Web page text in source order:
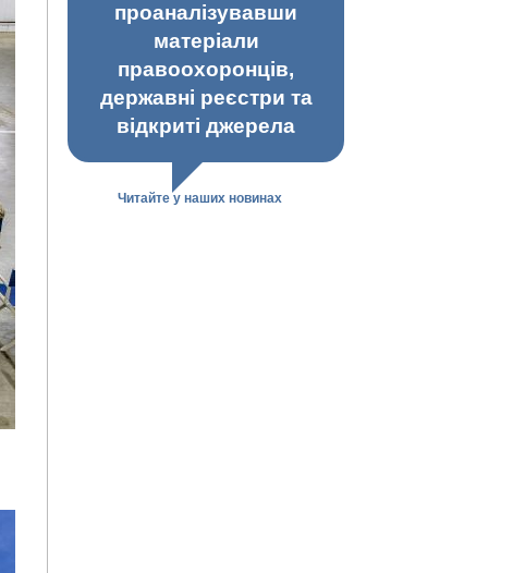
проаналізувавши
матеріали
правоохоронців,
державні реєстри та
відкриті джерела
Читайте у наших новинах